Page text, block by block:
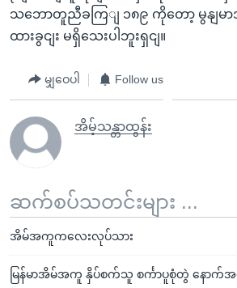
သဘောတူညီခကြျ ၁၈၉ ကိုတော့ မွနျမ
ထားခွငျး မရှိသေးပါဘူးရှငျ။
မျှဝေပါ Follow us
အိမ့်သန္တာထွန်း
ဆက်စပ်သတင်းများ ...
အိမ်အကူကလေးလုပ်သား
မြန်မာအိမ်အကူ နှိပ်စက်သူ စင်္ကာပူစုံတွဲ နောက်အ